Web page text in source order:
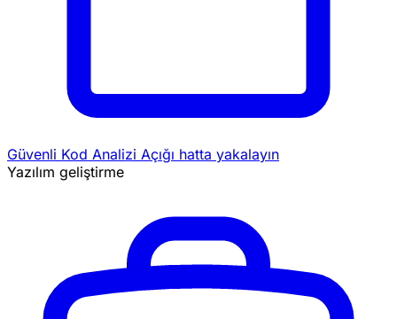
Güvenli Kod Analizi Açığı hatta yakalayın
Yazılım geliştirme